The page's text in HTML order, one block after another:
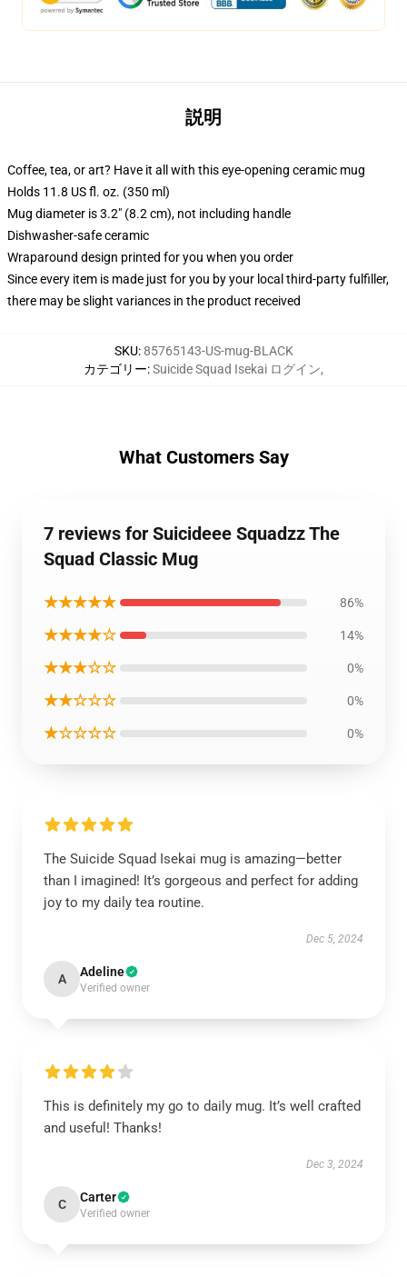
説明
Coffee, tea, or art? Have it all with this eye-opening ceramic mug
Holds 11.8 US fl. oz. (350 ml)
Mug diameter is 3.2" (8.2 cm), not including handle
Dishwasher-safe ceramic
Wraparound design printed for you when you order
Since every item is made just for you by your local third-party fulfiller,
there may be slight variances in the product received
SKU:85765143-US-mug-BLACK
カテゴリー:Suicide Squad Isekai ログイン,
What Customers Say
7 reviews for Suicideee Squadzz The
Squad Classic Mug
★★★★★ 86%
★★★★☆ 14%
★★★☆☆ 0%
★★☆☆☆ 0%
★☆☆☆☆ 0%
The Suicide Squad Isekai mug is amazing—better
than I imagined! It’s gorgeous and perfect for adding
joy to my daily tea routine.
Dec 5, 2024
A Adeline
Verified owner
This is definitely my go to daily mug. It’s well crafted
and useful! Thanks!
Dec 3, 2024
C Carter
Verified owner